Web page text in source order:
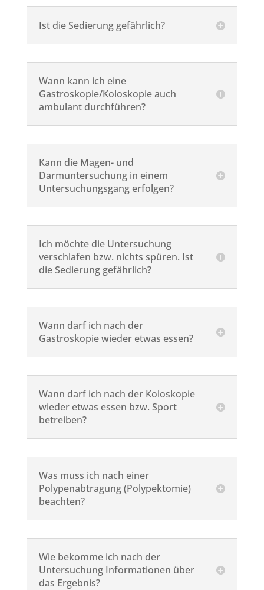
Ist die Sedierung gefährlich?
Wann kann ich eine
Gastroskopie/Koloskopie auch
ambulant durchführen?
Kann die Magen- und
Darmuntersuchung in einem
Untersuchungsgang erfolgen?
Ich möchte die Untersuchung
verschlafen bzw. nichts spüren. Ist
die Sedierung gefährlich?
Wann darf ich nach der
Gastroskopie wieder etwas essen?
Wann darf ich nach der Koloskopie
wieder etwas essen bzw. Sport
betreiben?
Was muss ich nach einer
Polypenabtragung (Polypektomie)
beachten?
Wie bekomme ich nach der
Untersuchung Informationen über
das Ergebnis?